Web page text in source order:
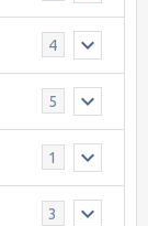
4
5
1
3